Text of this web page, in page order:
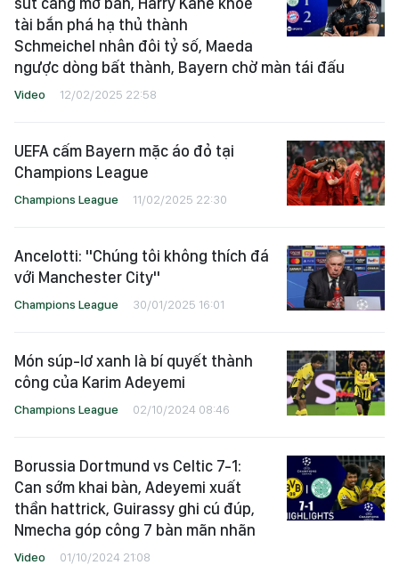
tài bắn phá hạ thủ thành
Schmeichel nhân đôi tỷ số, Maeda
ngược dòng bất thành, Bayern chờ màn tái đấu
Video 12/02/2025 22:58
UEFA cấm Bayern mặc áo đỏ tại
Champions League
Champions League 11/02/2025 22:30
Ancelotti: "Chúng tôi không thích đá
với Manchester City"
Champions League 30/01/2025 16:01
Món súp-lơ xanh là bí quyết thành
công của Karim Adeyemi
Champions League 02/10/2024 08:46
Borussia Dortmund vs Celtic 7-1:
Can sớm khai bàn, Adeyemi xuất
thần hattrick, Guirassy ghi cú đúp,
Nmecha góp công 7 bàn mãn nhãn
Video 01/10/2024 21:08